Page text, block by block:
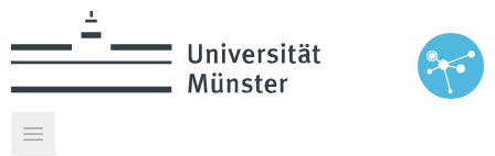
Hauptmenü öffnen